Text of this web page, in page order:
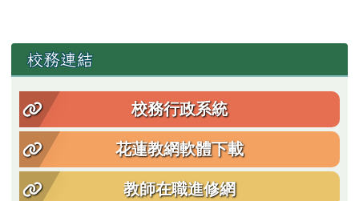
左邊區域內容
校務連結
校務行政系統
花蓮教網軟體下載
教師在職進修網